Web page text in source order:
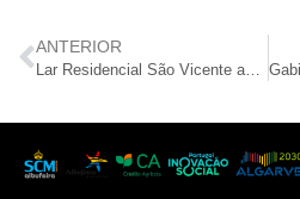
ANTERIOR
Lar Residencial São Vicente assinalou o Dia Internacional da Pessoa com Deficiência com uma semana dedicada à inclusão e à diversidade